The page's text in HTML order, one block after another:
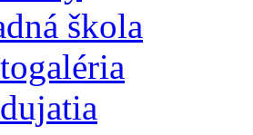
škola